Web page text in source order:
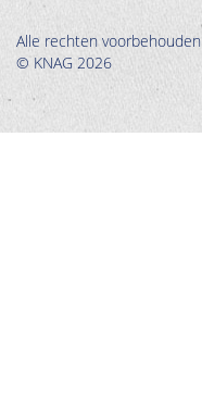
Alle rechten voorbehouden
© KNAG 2026